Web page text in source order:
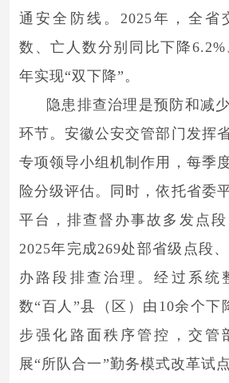
通安全防线。2025年，全省
数、亡人数分别同比下降
年实现“双下降”。
隐患排查治理是预防和减
环节。安徽公安交管部门发挥
专项领导小组机制作用，每季
险分级评估。同时，依托省委
平台，排查督办事故多发点段
2025年完成269处部省级点段
办路段排查治理。经过系统
数“百人”县（区）由10余个下
步强化路面秩序管控，交管
展“所队合一”勤务模式改革试